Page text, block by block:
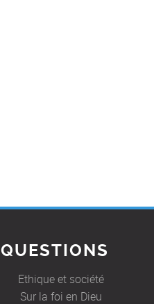
QUESTIONS
Ethique et société
Sur la foi en Dieu